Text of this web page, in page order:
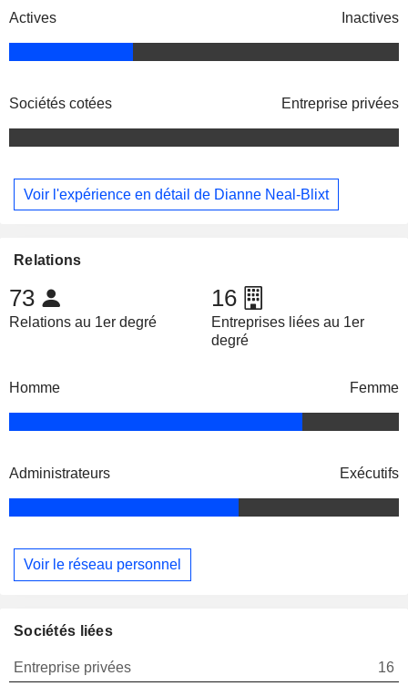
Actives Inactives
Sociétés cotées Entreprise privées
Voir l'expérience en détail de Dianne Neal-Blixt
Relations
73
Relations au 1er degré
16
Entreprises liées au 1er
degré
Homme Femme
Administrateurs Exécutifs
Voir le réseau personnel
Sociétés liées
Entreprise privées
16